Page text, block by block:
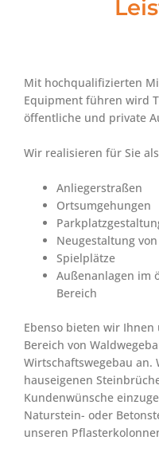
Mit hochqualifizierten
Equipment führen wird
öffentliche und private
Wir realisieren für Sie
Anliegerstraßen
Ortsumgehungen
Neugestaltung
Spielplätze
Außenanlagen im
Bereich
Ebenso bieten wir
Bereich von
Wirtschaftswegebau
hauseigenen
Kundenwünsche
Naturstein- oder
unseren